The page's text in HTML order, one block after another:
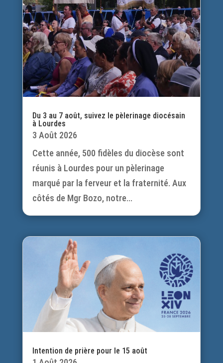
Du 3 au 7 août, suivez le pèlerinage diocésain
à Lourdes
3 Août 2026
Cette année, 500 fidèles du diocèse sont
réunis à Lourdes pour un pèlerinage
marqué par la ferveur et la fraternité. Aux
côtés de Mgr Bozo, notre...
Intention de prière pour le 15 août